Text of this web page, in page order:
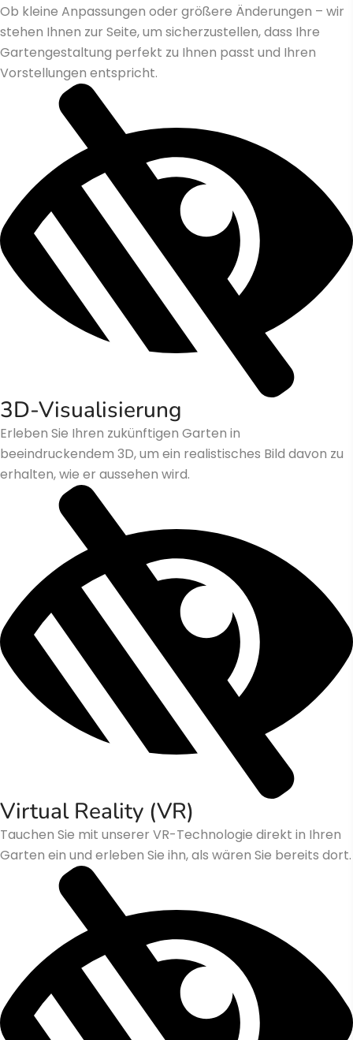
Ob kleine Anpassungen oder größere Änderungen – wir
stehen Ihnen zur Seite, um sicherzustellen, dass Ihre
Gartengestaltung perfekt zu Ihnen passt und Ihren
Vorstellungen entspricht.
3D-Visualisierung
Erleben Sie Ihren zukünftigen Garten in
beeindruckendem 3D, um ein realistisches Bild davon zu
erhalten, wie er aussehen wird.
Virtual Reality (VR)
Tauchen Sie mit unserer VR-Technologie direkt in Ihren
Garten ein und erleben Sie ihn, als wären Sie bereits dort.